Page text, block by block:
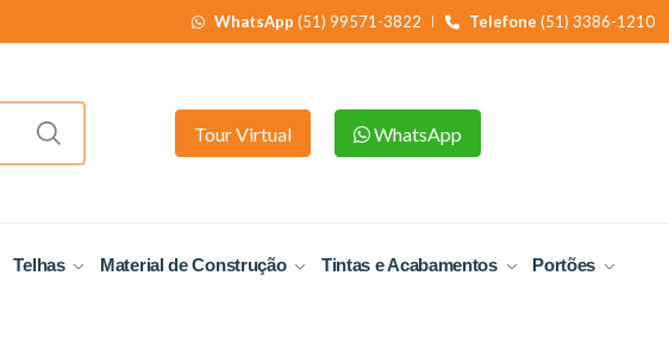
WhatsApp (51) 99571-3822 Telefone (51) 3386-1210
Tour Virtual WhatsApp
Telhas Material de Construção Tintas e Acabamentos Portões